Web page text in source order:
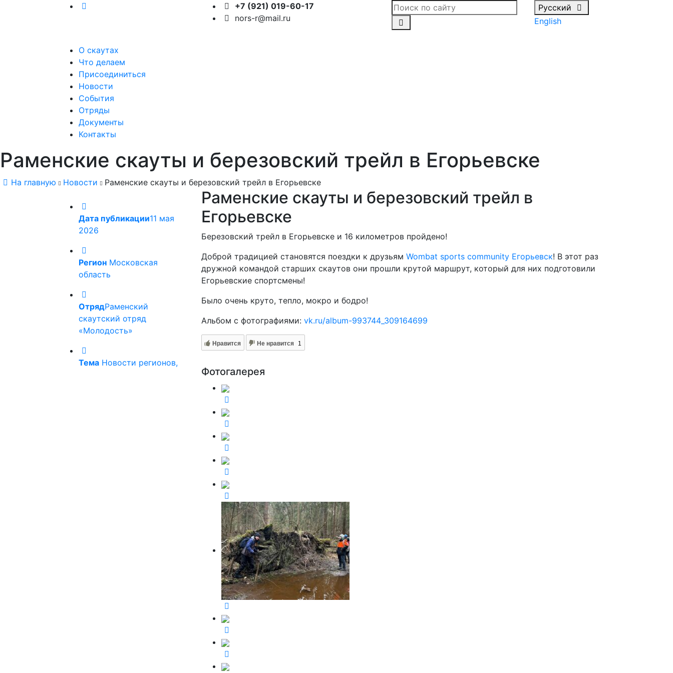
+7 (921) 019-60-17
nors-r@mail.ru
Русский
English
О скаутах
Что делаем
Присоединиться
Новости
События
Отряды
Документы
Контакты
Раменские скауты и березовский трейл в Егорьевске
На главную Новости Раменские скауты и березовский трейл в Егорьевске
Дата публикации11 мая
2026
Регион Московская
область
ОтрядРаменский
скаутский отряд
«Молодость»
Тема Новости регионов,
Раменские скауты и березовский трейл в
Егорьевске
Березовский трейл в Егорьевске и 16 километров пройдено!
Доброй традицией становятся поездки к друзьям Wombat sports community Егорьевск! В этот раз
дружной командой старших скаутов они прошли крутой маршрут, который для них подготовили
Егорьевские спортсмены!
Было очень круто, тепло, мокро и бодро!
Альбом с фотографиями: vk.ru/album-993744_309164699
Нравится Не нравится 1
Фотогалерея